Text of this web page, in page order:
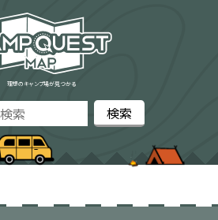
理想のキャンプ場が見つかる